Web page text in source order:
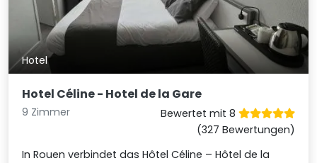
Hotel
Hotel Céline - Hotel de la Gare
9 Zimmer
Bewertet mit 8
(327 Bewertungen)
In Rouen verbindet das Hôtel Céline – Hôtel de la